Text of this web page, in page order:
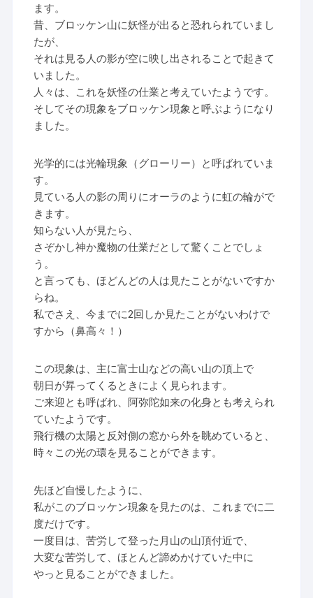
ます。
昔、ブロッケン山に妖怪が出ると恐れられていまし
たが、
それは見る人の影が空に映し出されることで起きて
いました。
人々は、これを妖怪の仕業と考えていたようです。
そしてその現象をブロッケン現象と呼ぶようになり
ました。
光学的には光輪現象（グローリー）と呼ばれていま
す。
見ている人の影の周りにオーラのように虹の輪がで
きます。
知らない人が見たら、
さぞかし神か魔物の仕業だとして驚くことでしょ
う。
と言っても、ほどんどの人は見たことがないですか
らね。
私でさえ、今までに2回しか見たことがないわけで
すから（鼻高々！）
この現象は、主に富士山などの高い山の頂上で
朝日が昇ってくるときによく見られます。
ご来迎とも呼ばれ、阿弥陀如来の化身とも考えられ
ていたようです。
飛行機の太陽と反対側の窓から外を眺めていると、
時々この光の環を見ることができます。
先ほど自慢したように、
私がこのブロッケン現象を見たのは、これまでに二
度だけです。
一度目は、苦労して登った月山の山頂付近で、
大変な苦労して、ほとんど諦めかけていた中に
やっと見ることができました。